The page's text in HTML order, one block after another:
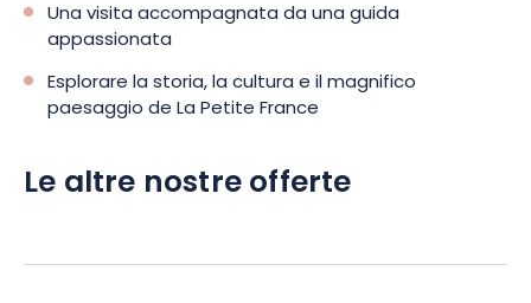
Una visita accompagnata da una guida
appassionata
Esplorare la storia, la cultura e il magnifico
paesaggio de La Petite France
Le altre nostre offerte